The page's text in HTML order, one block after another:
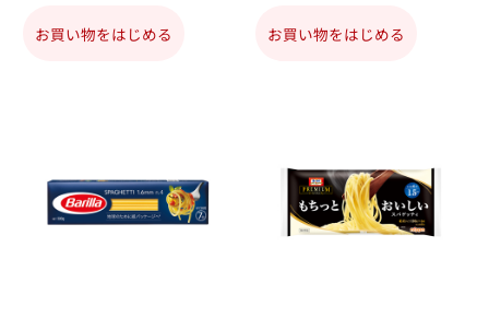
お買い物をはじめる お買い物をはじめる